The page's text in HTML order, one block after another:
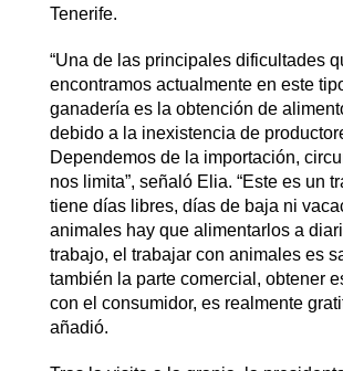
Tenerife.
“Una de las principales dificultades
encontramos actualmente en este
ganadería es la obtención de
debido a la inexistencia de
Dependemos de la importación,
nos limita”, señaló Elia. “Este es un
tiene días libres, días de baja ni
animales hay que alimentarlos a
trabajo, el trabajar con animales es
también la parte comercial, obtener
con el consumidor, es realmente
añadió.